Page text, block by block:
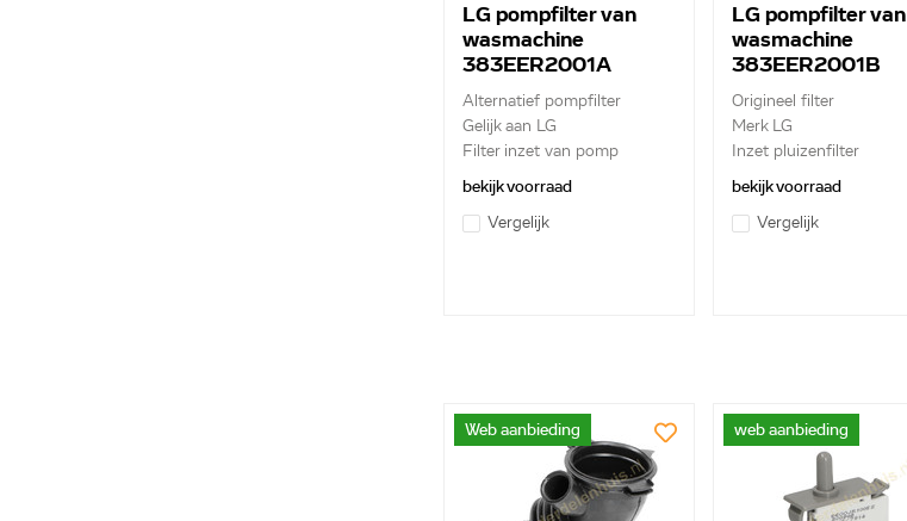
LG pompfilter van
wasmachine
383EER2001A
Alternatief pompfilter
Gelijk aan LG
Filter inzet van pomp
bekijk voorraad
Vergelijk
LG pompfilter van
wasmachine
383EER2001B
Origineel filter
Merk LG
Inzet pluizenfilter
bekijk voorraad
Vergelijk
Web aanbieding web aanbieding